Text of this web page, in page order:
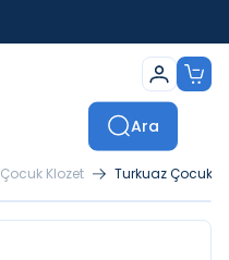
Ara
Çocuk Klozet Turkuaz Çocuk